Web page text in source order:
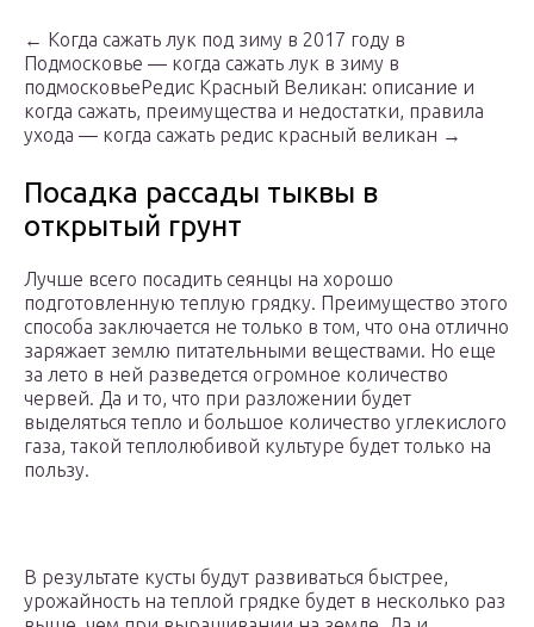
← Когда сажать лук под зиму в 2017 году в
Подмосковье — когда сажать лук в зиму в
подмосковьеРедис Красный Великан: описание и
когда сажать, преимущества и недостатки, правила
ухода — когда сажать редис красный великан →
Посадка рассады тыквы в
открытый грунт
Лучше всего посадить сеянцы на хорошо
подготовленную теплую грядку. Преимущество этого
способа заключается не только в том, что она отлично
заряжает землю питательными веществами. Но еще
за лето в ней разведется огромное количество
червей. Да и то, что при разложении будет
выделяться тепло и большое количество углекислого
газа, такой теплолюбивой культуре будет только на
пользу.
В результате кусты будут развиваться быстрее,
урожайность на теплой грядке будет в несколько раз